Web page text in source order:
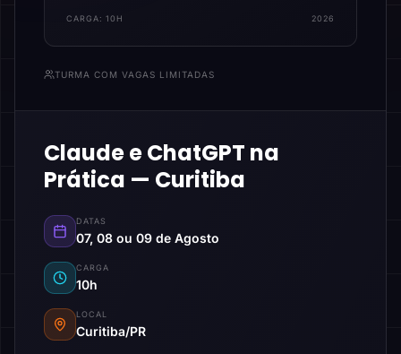
CARGA:10H 2026
TURMA COM VAGAS LIMITADAS
Claude e ChatGPT na
Prática — Curitiba
DATAS
07, 08 ou 09 de Agosto
CARGA
10h
LOCAL
Curitiba/PR